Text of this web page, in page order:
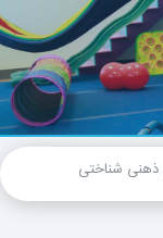
ذهنی شناختی